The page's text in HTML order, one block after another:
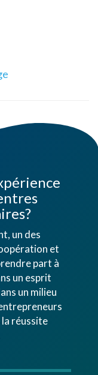
un des
et
part à
un esprit
un milieu
la réussite